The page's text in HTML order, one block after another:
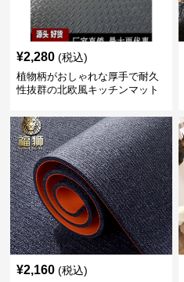
¥2,280 (税込)
植物柄がおしゃれな厚手で耐久
性抜群の北欧風キッチンマット
¥2,160 (税込)